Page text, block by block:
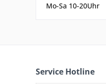
Mo-Sa 10-20Uhr
Service Hotline